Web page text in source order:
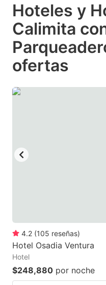
select
a
date.
Press
changing
dates.
Hoteles y
Calimita
ofertas
4.2 (105 reseñas)
Hotel Osadia Ventura
Hotel
$248,880 por noche